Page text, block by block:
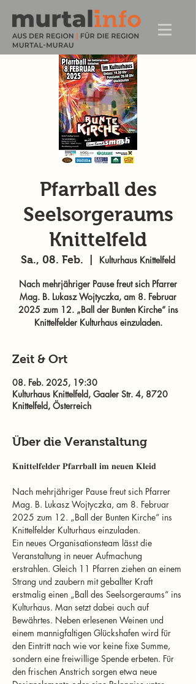
Pfarrball des
Seelsorgeraums
Knittelfeld
Sa., 08. Feb. Kulturhaus Knittelfeld
Nach mehrjähriger Pause freut sich Pfarrer
Mag. B. Lukasz Wojtyczka, am 8. Februar
2025 zum 12. „Ball der Bunten Kirche“ ins
Knittelfelder Kulturhaus einzuladen.
Zeit & Ort
08. Feb. 2025, 19:30
Kulturhaus Knittelfeld, Gaaler Str. 4, 8720
Knittelfeld, Österreich
Über die Veranstaltung
𝐊𝐧𝐢𝐭𝐭𝐞𝐥𝐟𝐞𝐥𝐝𝐞𝐫 𝐏𝐟𝐚𝐫𝐫𝐛𝐚𝐥𝐥 𝐢𝐦 𝐧𝐞𝐮𝐞𝐧 𝐊𝐥𝐞𝐢𝐝
Nach mehrjähriger Pause freut sich Pfarrer
Mag. B. Lukasz Wojtyczka, am 8. Februar
2025 zum 12. „Ball der Bunten Kirche“ ins
Knittelfelder Kulturhaus einzuladen.
Ein neues Organisationsteam lässt die
Veranstaltung in neuer Aufmachung
erstrahlen. Gleich 11 Pfarren ziehen an einem
Strang und zaubern mit geballter Kraft
erstmalig einen „Ball des Seelsorgeraums“ ins
Kulturhaus. Man setzt dabei auch auf
Bewährtes. Neben erlesenen Weinen und
einem mannigfaltigen Glückshafen wird für
den Eintritt nach wie vor keine fixe Summe,
sondern eine freiwillige Spende erbeten. Für
den frischen Anstrich sorgen etwa neue